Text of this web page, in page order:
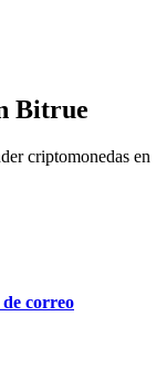
Bitrue
criptomonedas en
correo